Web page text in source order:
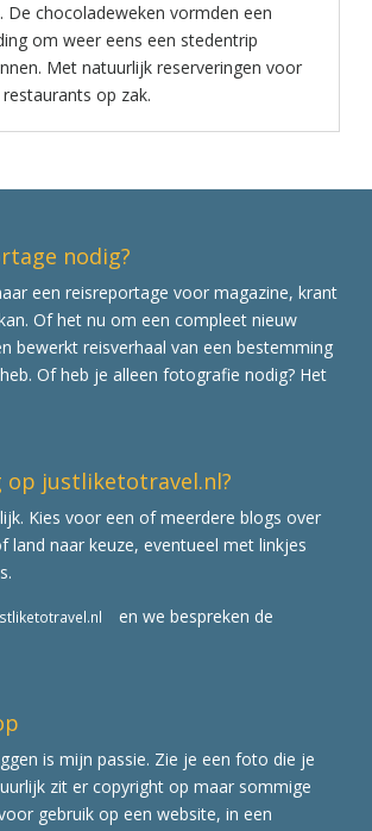
De chocoladeweken vormden een
om weer eens een stedentrip
Met natuurlijk reserveringen voor
op zak.
nodig?
een reisreportage voor magazine, krant
Of het nu om een compleet nieuw
bewerkt reisverhaal van een bestemming
Of heb je alleen fotografie nodig? Het
op justliketotravel.nl?
Kies voor een of meerdere blogs over
land naar keuze, eventueel met linkjes
en we bespreken de
is mijn passie. Zie je een foto die je
zit er copyright op maar sommige
gebruik op een website, in een